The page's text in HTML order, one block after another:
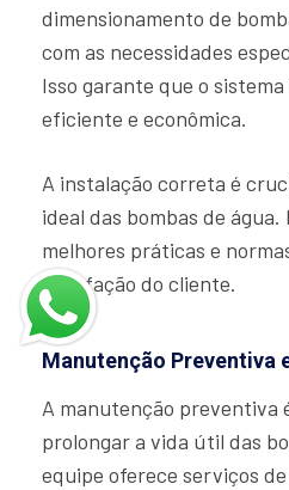
dimensionamento de
com as necessidades
Isso garante que o
eficiente e econômica.
A instalação correta é
ideal das bombas de água.
melhores práticas e
satisfação do cliente.
Manutenção Preventiva
A manutenção preventiva
prolongar a vida útil das
equipe oferece serviços